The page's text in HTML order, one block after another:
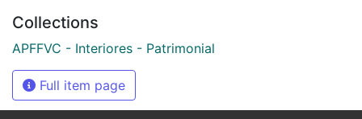
Collections
APFFVC - Interiores - Patrimonial
Full item page